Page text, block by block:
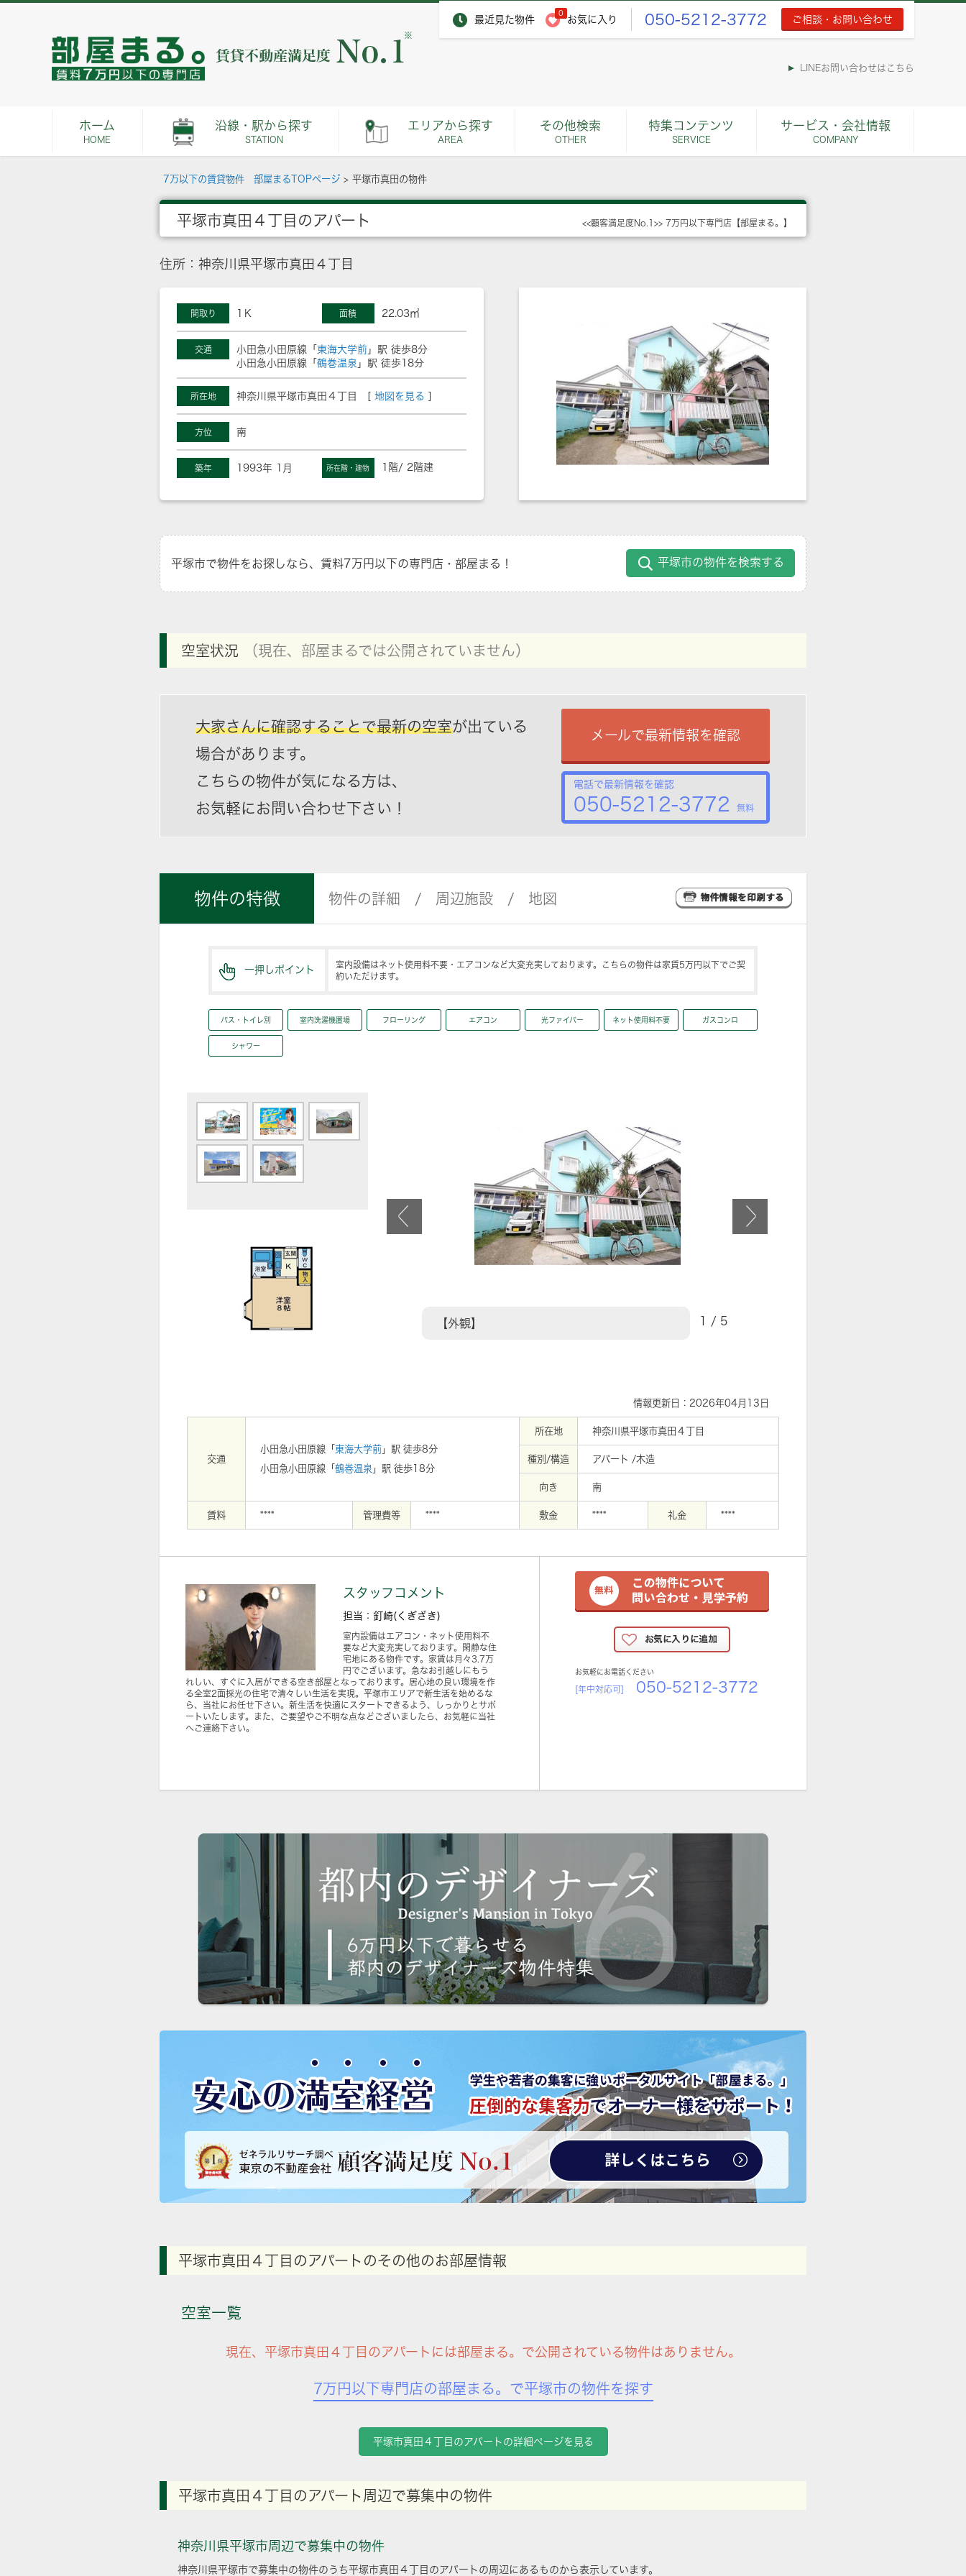
最近見た物件
0
お気に入り 050-5212-3772 ご相談・お問い合わせ
※
LINEお問い合わせはこちら
ホーム
HOME
沿線・駅から探す
STATION
エリアから探す
AREA
その他検索
OTHER
特集コンテンツ
SERVICE
サービス・会社情報
COMPANY
7万以下の賃貸物件 部屋まるTOPページ > 平塚市真田の物件
平塚市真田４丁目のアパート <<顧客満足度No.1>> 7万円以下専門店【部屋まる。】
住所：神奈川県平塚市真田４丁目
間取り 1Ｋ 面積 22.03㎡
交通 小田急小田原線「 東海大学前 」駅 徒歩8分
小田急小田原線「 鶴巻温泉 」駅 徒歩18分
所在地 神奈川県平塚市真田４丁目 [ 地図を見る
方位 南
築年 1993年 1月 所在階・建物 1階/ 2階建
平塚市で物件をお探しなら、賃料7万円以下の専門店・部屋まる！ 平塚市の物件を検索する
空室状況 （現在、部屋まるでは公開されていません）
大家さんに確認することで最新の空室が出ている
場合があります。
こちらの物件が気になる方は、
お気軽にお問い合わせ下さい！
メールで最新情報を確認
電話で最新情報を確認
050-5212-3772 無料
物件の特徴 物件の詳細 周辺施設 地図
一押しポイント
室内設備はネット使用料不要・エアコンなど大変充実しております。こちらの物件は家賃5万円以下でご契
約いただけます。
バス・トイレ別 室内洗濯機置場 フローリング エアコン 光ファイバー ネット使用料不要 ガスコンロ
シャワー
【周辺】ファッションセンター…まで350m 【外観】 1 / 5
情報更新日：2026年04月13日
交通
小田急小田原線「 東海大学前 」駅 徒歩8分
小田急小田原線「 鶴巻温泉 」駅 徒歩18分
所在地 神奈川県平塚市真田４丁目
種別/構造 アパート /木造
向き 南
賃料 **** 管理費等 **** 敷金 **** 礼金 ****
スタッフコメント
担当：釘崎(くぎざき)
室内設備はエアコン・ネット使用料不
要など大変充実しております。閑静な住
宅地にある物件です。家賃は月々3.7万
円でございます。急なお引越しにもう
れしい、すぐに入居ができる空き部屋となっております。居心地の良い環境を作
る全室2面採光の住宅で清々しい生活を実現。平塚市エリアで新生活を始めるな
ら、当社にお任せ下さい。新生活を快適にスタートできるよう、しっかりとサポ
ートいたします。また、ご要望やご不明な点などございましたら、お気軽に当社
へご連絡下さい。
お気軽にお電話ください
[年中対応可] 050-5212-3772
平塚市真田４丁目のアパートのその他のお部屋情報
空室一覧
現在、平塚市真田４丁目のアパートには部屋まる。で公開されている物件はありません。
7万円以下専門店の部屋まる。で平塚市の物件を探す
平塚市真田４丁目のアパートの詳細ページを見る
平塚市真田４丁目のアパート周辺で募集中の物件
神奈川県平塚市周辺で募集中の物件
神奈川県平塚市で募集中の物件のうち平塚市真田４丁目のアパートの周辺にあるものから表示しています。